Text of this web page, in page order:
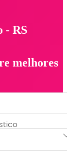
- RS
melhores